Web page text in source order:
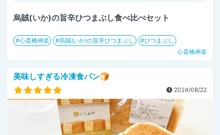
烏賊(いか)の旨辛ひつまぶし食べ比べセット
心斎橋神楽 烏賊(いか)の旨辛ひつまぶし
ひつまぶし
心斎橋神楽
美味しすぎる冷凍食パン🍞
2024/08/22